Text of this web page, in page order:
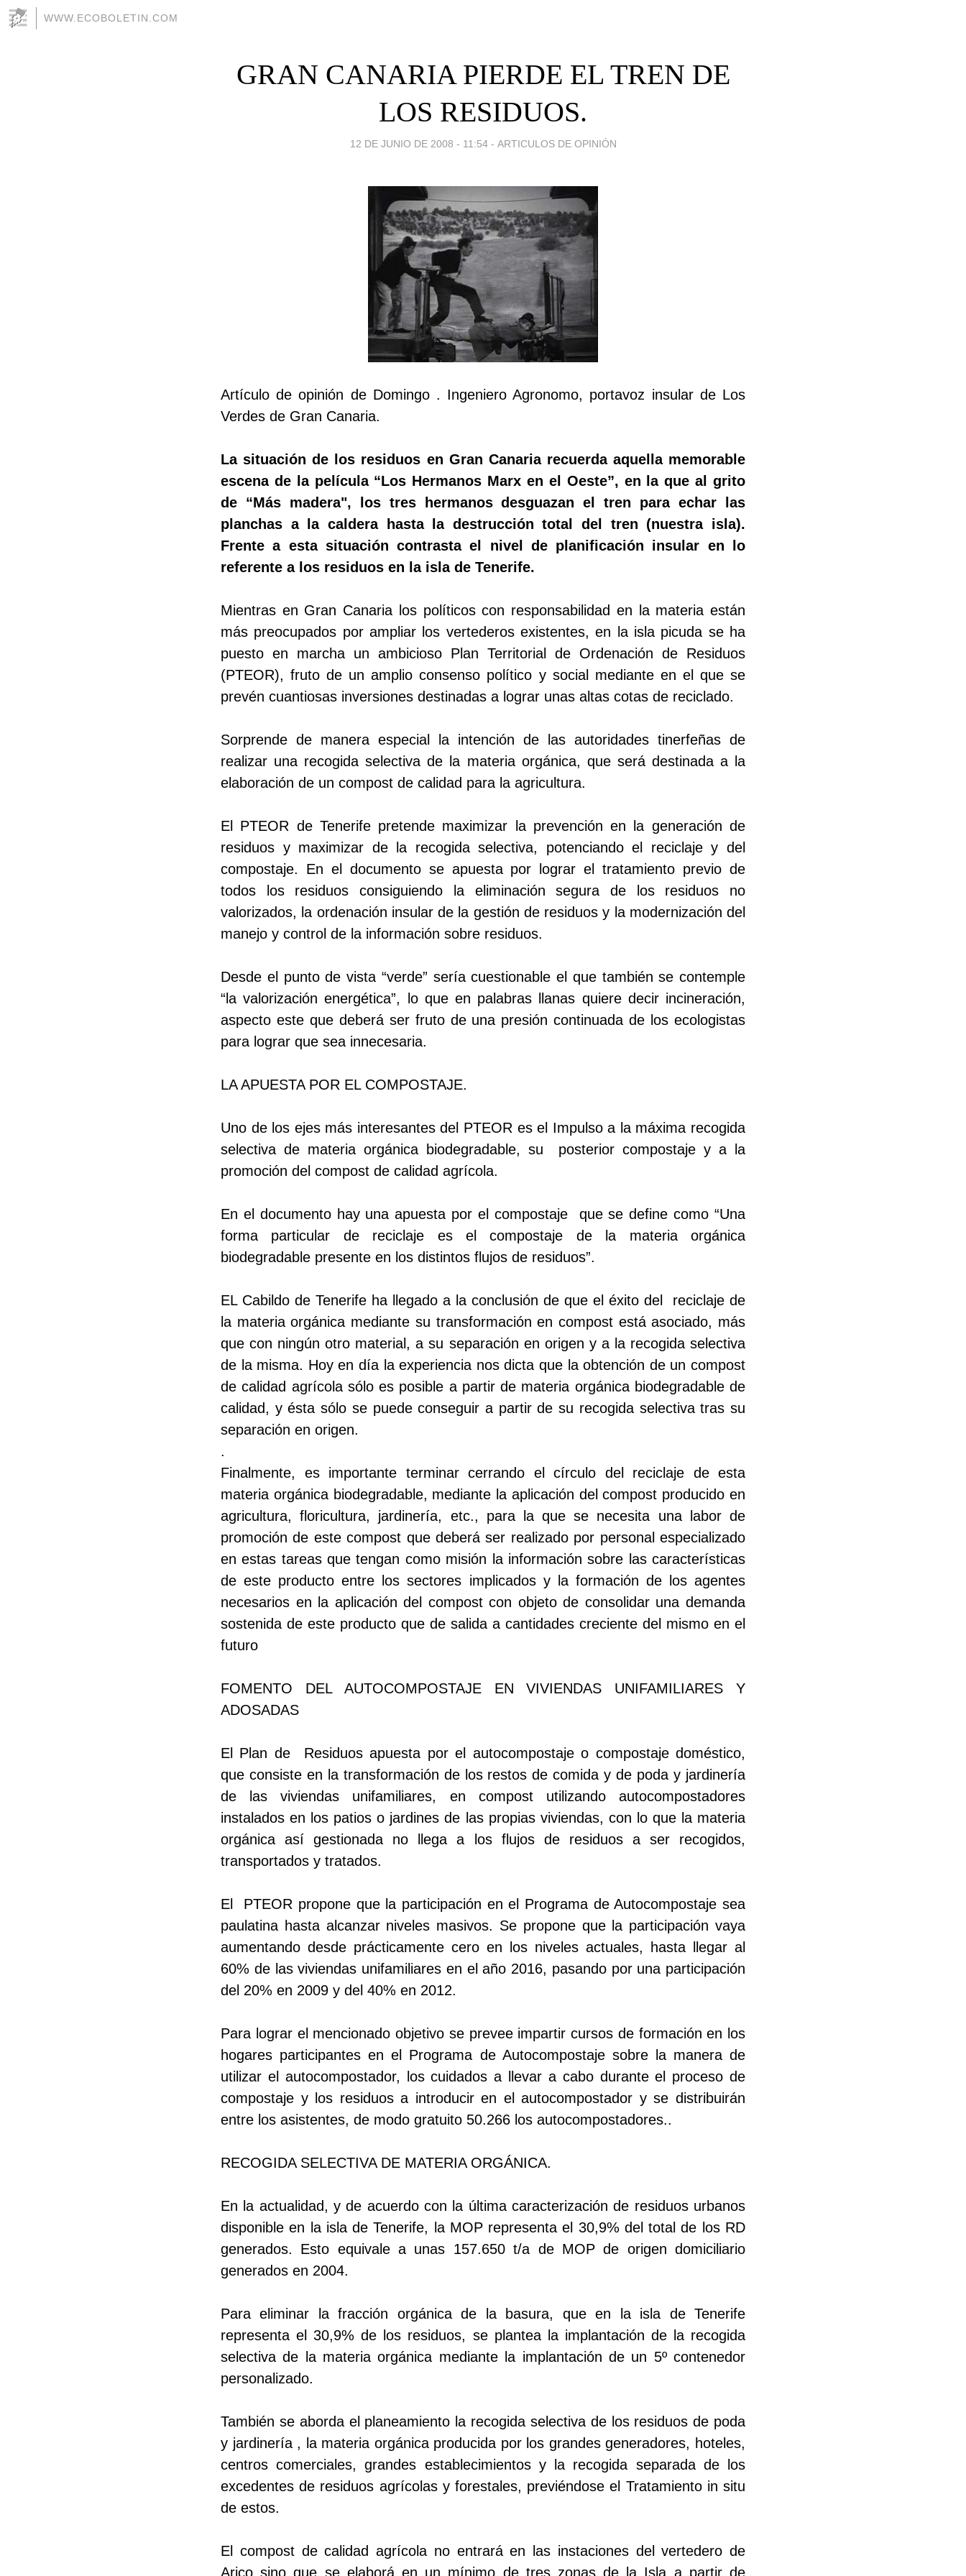
WWW.ECOBOLETIN.COM
GRAN CANARIA PIERDE EL TREN DE
LOS RESIDUOS.
12 DE JUNIO DE 2008 - 11:54 - ARTICULOS DE OPINIÓN
Artículo de opinión de Domingo . Ingeniero Agronomo, portavoz insular de Los
Verdes de Gran Canaria.
La situación de los residuos en Gran Canaria recuerda aquella memorable
escena de la película “Los Hermanos Marx en el Oeste”, en la que al grito
de “Más madera", los tres hermanos desguazan el tren para echar las
planchas a la caldera hasta la destrucción total del tren (nuestra isla).
Frente a esta situación contrasta el nivel de planificación insular en lo
referente a los residuos en la isla de Tenerife.
Mientras en Gran Canaria los políticos con responsabilidad en la materia están
más preocupados por ampliar los vertederos existentes, en la isla picuda se ha
puesto en marcha un ambicioso Plan Territorial de Ordenación de Residuos
(PTEOR), fruto de un amplio consenso político y social mediante en el que se
prevén cuantiosas inversiones destinadas a lograr unas altas cotas de reciclado.
Sorprende de manera especial la intención de las autoridades tinerfeñas de
realizar una recogida selectiva de la materia orgánica, que será destinada a la
elaboración de un compost de calidad para la agricultura.
El PTEOR de Tenerife pretende maximizar la prevención en la generación de
residuos y maximizar de la recogida selectiva, potenciando el reciclaje y del
compostaje. En el documento se apuesta por lograr el tratamiento previo de
todos los residuos consiguiendo la eliminación segura de los residuos no
valorizados, la ordenación insular de la gestión de residuos y la modernización del
manejo y control de la información sobre residuos.
Desde el punto de vista “verde” sería cuestionable el que también se contemple
“la valorización energética”, lo que en palabras llanas quiere decir incineración,
aspecto este que deberá ser fruto de una presión continuada de los ecologistas
para lograr que sea innecesaria.
LA APUESTA POR EL COMPOSTAJE.
Uno de los ejes más interesantes del PTEOR es el Impulso a la máxima recogida
selectiva de materia orgánica biodegradable, su
posterior compostaje y a la
promoción del compost de calidad agrícola.
En el documento hay una apuesta por el compostaje
que se define como “Una
forma particular de reciclaje es el compostaje de la materia orgánica
biodegradable presente en los distintos flujos de residuos”.
EL Cabildo de Tenerife ha llegado a la conclusión de que el éxito del
reciclaje de
la materia orgánica mediante su transformación en compost está asociado, más
que con ningún otro material, a su separación en origen y a la recogida selectiva
de la misma. Hoy en día la experiencia nos dicta que la obtención de un compost
de calidad agrícola sólo es posible a partir de materia orgánica biodegradable de
calidad, y ésta sólo se puede conseguir a partir de su recogida selectiva tras su
separación en origen.
.
Finalmente, es importante terminar cerrando el círculo del reciclaje de esta
materia orgánica biodegradable, mediante la aplicación del compost producido en
agricultura, floricultura, jardinería, etc., para la que se necesita una labor de
promoción de este compost que deberá ser realizado por personal especializado
en estas tareas que tengan como misión la información sobre las características
de este producto entre los sectores implicados y la formación de los agentes
necesarios en la aplicación del compost con objeto de consolidar una demanda
sostenida de este producto que de salida a cantidades creciente del mismo en el
futuro
FOMENTO DEL AUTOCOMPOSTAJE EN VIVIENDAS UNIFAMILIARES Y
ADOSADAS
El Plan de
Residuos apuesta por el autocompostaje o compostaje doméstico,
que consiste en la transformación de los restos de comida y de poda y jardinería
de las viviendas unifamiliares, en compost utilizando autocompostadores
instalados en los patios o jardines de las propias viviendas, con lo que la materia
orgánica así gestionada no llega a los flujos de residuos a ser recogidos,
transportados y tratados.
El
PTEOR propone que la participación en el Programa de Autocompostaje sea
paulatina hasta alcanzar niveles masivos. Se propone que la participación vaya
aumentando desde prácticamente cero en los niveles actuales, hasta llegar al
60% de las viviendas unifamiliares en el año 2016, pasando por una participación
del 20% en 2009 y del 40% en 2012.
Para lograr el mencionado objetivo se prevee impartir cursos de formación en los
hogares participantes en el Programa de Autocompostaje sobre la manera de
utilizar el autocompostador, los cuidados a llevar a cabo durante el proceso de
compostaje y los residuos a introducir en el autocompostador y se distribuirán
entre los asistentes, de modo gratuito 50.266 los autocompostadores..
RECOGIDA SELECTIVA DE MATERIA ORGÁNICA.
En la actualidad, y de acuerdo con la última caracterización de residuos urbanos
disponible en la isla de Tenerife, la MOP representa el 30,9% del total de los RD
generados. Esto equivale a unas 157.650 t/a de MOP de origen domiciliario
generados en 2004.
Para eliminar la fracción orgánica de la basura, que en la isla de Tenerife
representa el 30,9% de los residuos, se plantea la implantación de la recogida
selectiva de la materia orgánica mediante la implantación de un 5º contenedor
personalizado.
También se aborda el planeamiento la recogida selectiva de los residuos de poda
y jardinería , la materia orgánica producida por los grandes generadores, hoteles,
centros comerciales, grandes establecimientos y la recogida separada de los
excedentes de residuos agrícolas y forestales, previéndose el Tratamiento in situ
de estos.
El compost de calidad agrícola no entrará en las instaciones del vertedero de
Arico sino que se elaborá en un mínimo de tres zonas de la Isla a partir de